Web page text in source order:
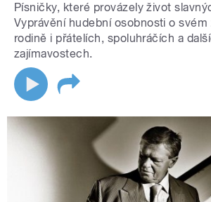
Písničky, které provázely život
Vyprávění hudební osobnosti o svém
rodině i přátelích, spoluhráčích a
zajímavostech.